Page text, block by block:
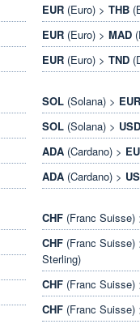
EUR(Euro) > THB
EUR(Euro) > MAD
EUR(Euro) > TND
SOL(Solana) > EUR
SOL(Solana) > USD
ADA(Cardano) >
ADA(Cardano) >
CHF(Franc Suisse)
CHF(Franc Suisse)
Sterling)
CHF(Franc Suisse)
CHF(Franc Suisse)